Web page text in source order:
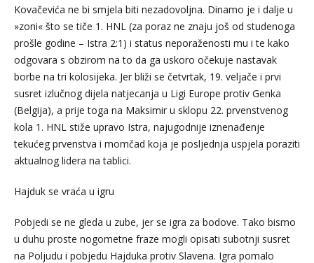
Kovačevića ne bi smjela biti nezadovoljna. Dinamo je i dalje u
»zoni« što se tiče 1. HNL (za poraz ne znaju još od studenoga
prošle godine – Istra 2:1) i status neporaženosti mu i te kako
odgovara s obzirom na to da ga uskoro očekuje nastavak
borbe na tri kolosijeka. Jer bliži se četvrtak, 19. veljače i prvi
susret izlučnog dijela natjecanja u Ligi Europe protiv Genka
(Belgija), a prije toga na Maksimir u sklopu 22. prvenstvenog
kola 1. HNL stiže upravo Istra, najugodnije iznenađenje
tekućeg prvenstva i momčad koja je posljednja uspjela poraziti
aktualnog lidera na tablici.
Hajduk se vraća u igru
Pobjedi se ne gleda u zube, jer se igra za bodove. Tako bismo
u duhu proste nogometne fraze mogli opisati subotnji susret
na Poljudu i pobjedu Hajduka protiv Slavena. Igra pomalo